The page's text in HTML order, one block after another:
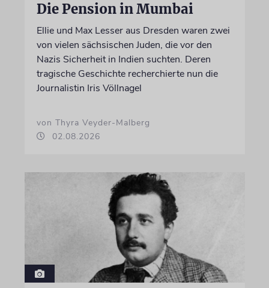
Die Pension in Mumbai
Ellie und Max Lesser aus Dresden waren zwei
von vielen sächsischen Juden, die vor den
Nazis Sicherheit in Indien suchten. Deren
tragische Geschichte recherchierte nun die
Journalistin Iris Völlnagel
von Thyra Veyder-Malberg
02.08.2026